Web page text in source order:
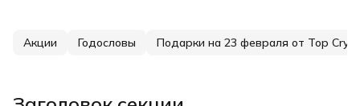
Акции Годословы